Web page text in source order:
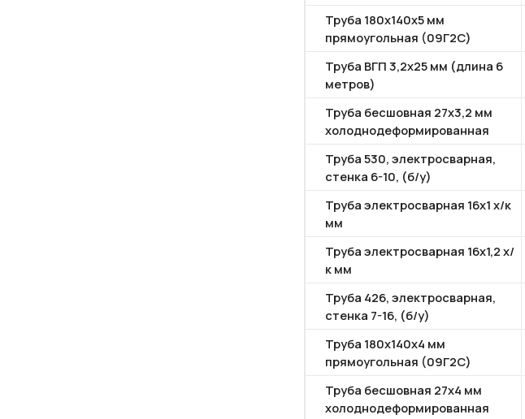
Труба 180x140x5 мм
прямоугольная (09Г2С)
Труба ВГП 3,2х25 мм (длина 6
метров)
Труба бесшовная 27х3,2 мм
холоднодеформированная
Труба 530, электросварная,
стенка 6-10, (б/у)
Труба электросварная 16x1 х/к
мм
Труба электросварная 16x1,2 х/
к мм
Труба 426, электросварная,
стенка 7-16, (б/у)
Труба 180x140x4 мм
прямоугольная (09Г2С)
Труба бесшовная 27х4 мм
холоднодеформированная